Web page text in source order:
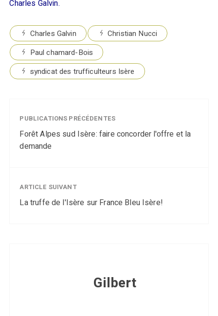
Charles Galvin.
Charles Galvin
Christian Nucci
Paul chamard-Bois
syndicat des trufficulteurs Isère
PUBLICATIONS PRÉCÉDENTES
Forêt Alpes sud Isère: faire concorder l'offre et la
demande
ARTICLE SUIVANT
La truffe de l'Isère sur France Bleu Isère!
Gilbert